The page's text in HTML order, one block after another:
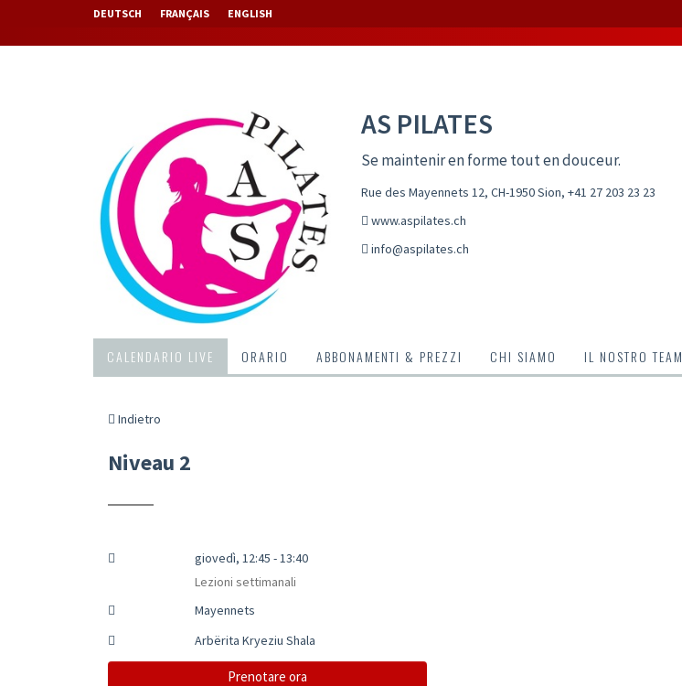
DEUTSCH FRANÇAIS ENGLISH
AS PILATES
Se maintenir en forme tout en douceur.
Rue des Mayennets 12, CH-1950 Sion, +41 27 203 23 23
www.aspilates.ch
info@aspilates.ch
CALENDARIO LIVE ORARIO ABBONAMENTI & PREZZI CHI SIAMO IL NOSTRO TEAM
Indietro
Niveau 2
giovedì, 12:45 - 13:40
Lezioni settimanali
Mayennets
Arbërita Kryeziu Shala
Prenotare ora